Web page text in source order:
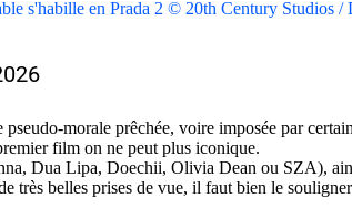
s'habille en Prada 2 © 20th Century Studios /
morale prêchée, voire imposée par
film on ne peut plus iconique.
Dua Lipa, Doechii, Olivia Dean ou SZA),
très belles prises de vue, il faut bien le